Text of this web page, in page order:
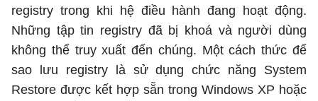
registry trong khi hệ điều hành đang hoạt động.
Những tập tin registry đã bị khoá và người dùng
không thể truy xuất đến chúng. Một cách thức để
sao lưu registry là sử dụng chức năng System
Restore được kết hợp sẵn trong Windows XP hoặc